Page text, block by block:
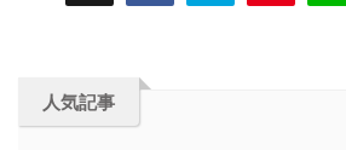
人気記事